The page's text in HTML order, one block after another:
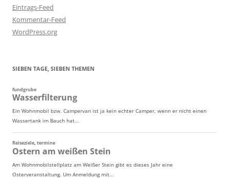
Eintrags-Feed
Kommentar-Feed
WordPress.org
SIEBEN TAGE, SIEBEN THEMEN